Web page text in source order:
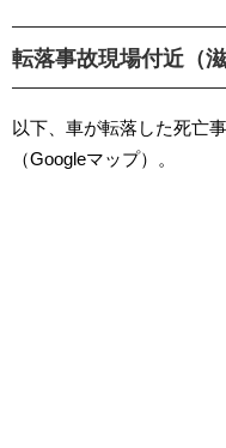
転落事故現場付近（
以下、車が転落した死亡
（Googleマップ）。